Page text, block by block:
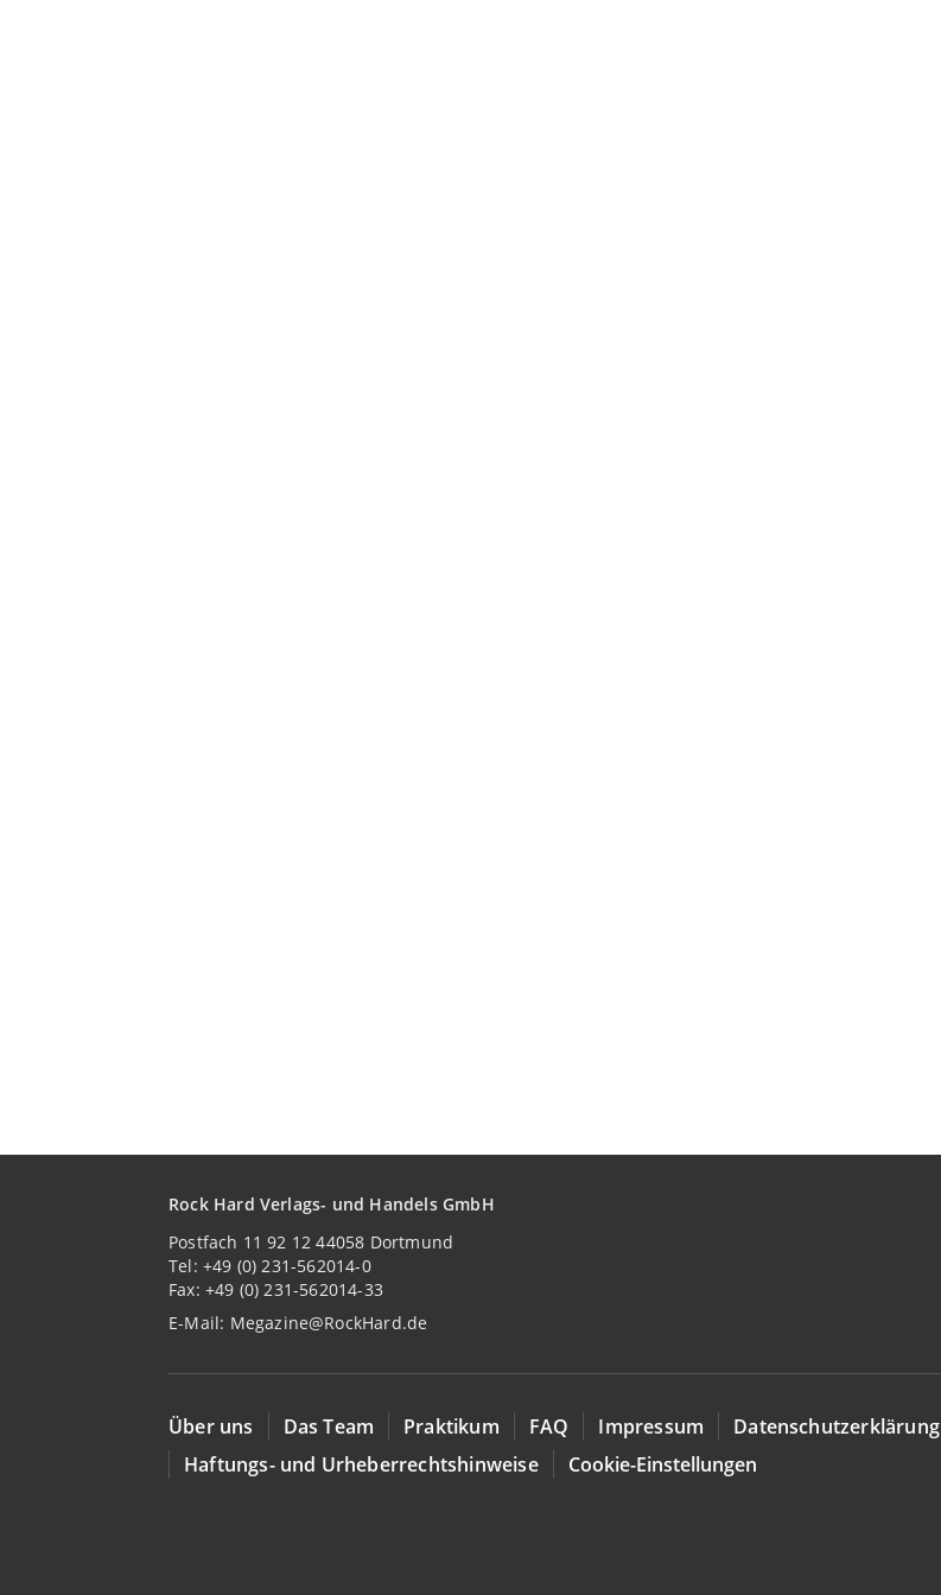
Rock Hard Verlags- und Handels GmbH
Postfach 11 92 12 44058 Dortmund
Tel: +49 (0) 231-562014-0
Fax: +49 (0) 231-562014-33
E-Mail: Megazine@RockHard.de
Über uns Das Team Praktikum FAQ Impressum Datenschutzerklärung
Haftungs- und Urheberrechtshinweise
Cookie-Einstellungen